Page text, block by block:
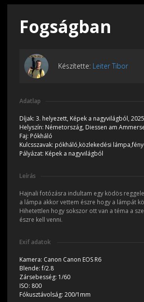
Fogságban
Készítette: Leiter Tibor
Adatlap
Díjak: 3. helyezett, Képek a nagyvilágból,
Helyszín: Németország, Diessen am
Faj: Pókháló
Kulcsszavak: pókháló,közlekedési
Pályázat: Képek a nagyvilágból
Leírás
Hajnali fotózásra indultam egy ködös
a lámpa akkor vettem észre hogy a lámpát
Hihetettlen hogy sokszor ott van a téma a
észre kell venni.
Exif adatok
Kamera: Canon Canon EOS R6
Blende:f/2.8
Zársebesség: 1/60
ISO: 800
Fókusztávolság: 200/1mm